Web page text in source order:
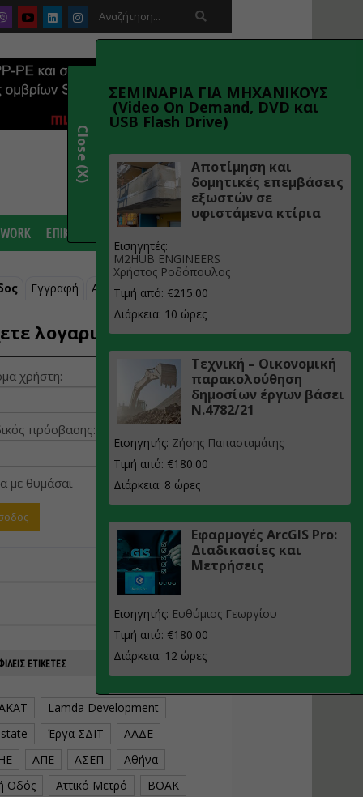

ΕΠΙΚΟΙΝΩΝΙΑ
Εγγραφή Ανάκτηση κωδικού
λογαριασμό;
χρήστη:
πρόσβασης:
με θυμάσαι
ΕΤΙΚΈΤΕΣ
Lamda Development
Έργα ΣΔΙΤ
ΑΑΔΕ
ΑΠΕ ΑΣΕΠ
Αθήνα
Οδός
Αττικό Μετρό
ΒΟΑΚ
ΣΕΜΙΝΑΡΙΑ ΓΙΑ ΜΗΧΑΝΙΚΟΥΣ
(Video On Demand, DVD και
USB Flash Drive)
Αποτίμηση και
δομητικές επεμβάσεις
εξωστών σε
υφιστάμενα κτίρια
Εισηγητές:
M2HUB ENGINEERS
Χρήστος Ροδόπουλος
Τιμή από: €215.00
Διάρκεια: 10 ώρες
Τεχνική – Οικονομική
παρακολούθηση
δημοσίων έργων βάσει
Ν.4782/21
Εισηγητής: Ζήσης Παπασταμάτης
Τιμή από: €180.00
Διάρκεια: 8 ώρες
Εφαρμογές ArcGIS Pro:
Διαδικασίες και
Μετρήσεις
Εισηγητής: Ευθύμιος Γεωργίου
Τιμή από: €180.00
Διάρκεια: 12 ώρες
Close (X)